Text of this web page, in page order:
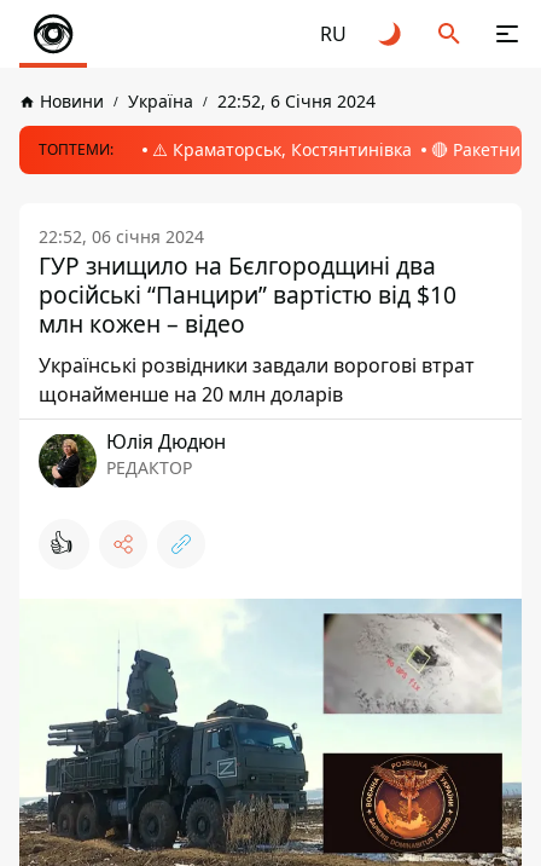
RU
Новини Україна 22:52, 6 Січня 2024
ТОПТЕМИ: ⚠️ Краматорськ, Костянтинівка 🔴 Ракетний
22:52, 06 січня 2024
ГУР знищило на Бєлгородщині два
російські “Панцири” вартістю від $10
млн кожен – відео
Українські розвідники завдали ворогові втрат
щонайменше на 20 млн доларів
Юлія Дюдюн
РЕДАКТОР
👍